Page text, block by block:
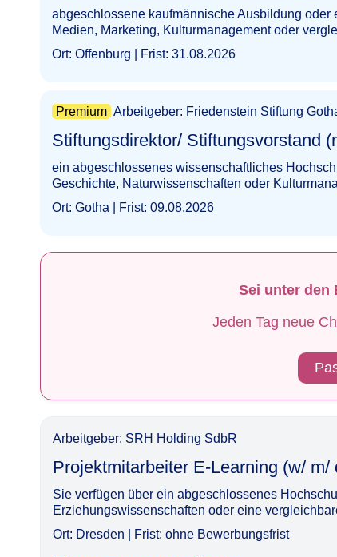
abgeschlossene kaufmännische Ausbildung
Medien, Marketing, Kulturmanagement oder
Ort: Offenburg | Frist: 31.08.2026
Premium Arbeitgeber: Friedenstein Stiftung
Stiftungsdirektor/ Stiftungsvorstand
ein abgeschlossenes wissenschaftliches
Geschichte, Naturwissenschaften oder
Ort: Gotha | Frist: 09.08.2026
Sei unter den
Jeden Tag neue
Arbeitgeber: SRH Holding SdbR
Projektmitarbeiter E-Learning (w/
Sie verfügen über ein abgeschlossenes
Erziehungswissenschaften oder eine
Ort: Dresden | Frist: ohne Bewerbungsfrist